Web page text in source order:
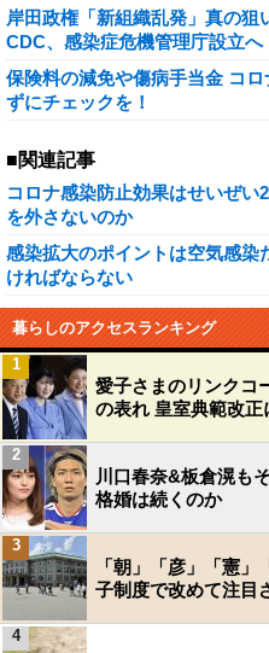
岸田政権「新組織乱発」真の狙
CDC、感染症危機管理庁設立へ
保険料の減免や傷病手当金 コ
ずにチェックを！
■関連記事
コロナ感染防止効果はせいぜ
を外さないのか
感染拡大のポイントは空気感染
ければならない
暮らしのアクセスランキング
愛子さまのリンクコ
の表れ 皇室典範改
1
川口春奈&板倉滉も
格婚は続くのか
2
「朝」「彦」「憲
子制度で改めて注目
3
4